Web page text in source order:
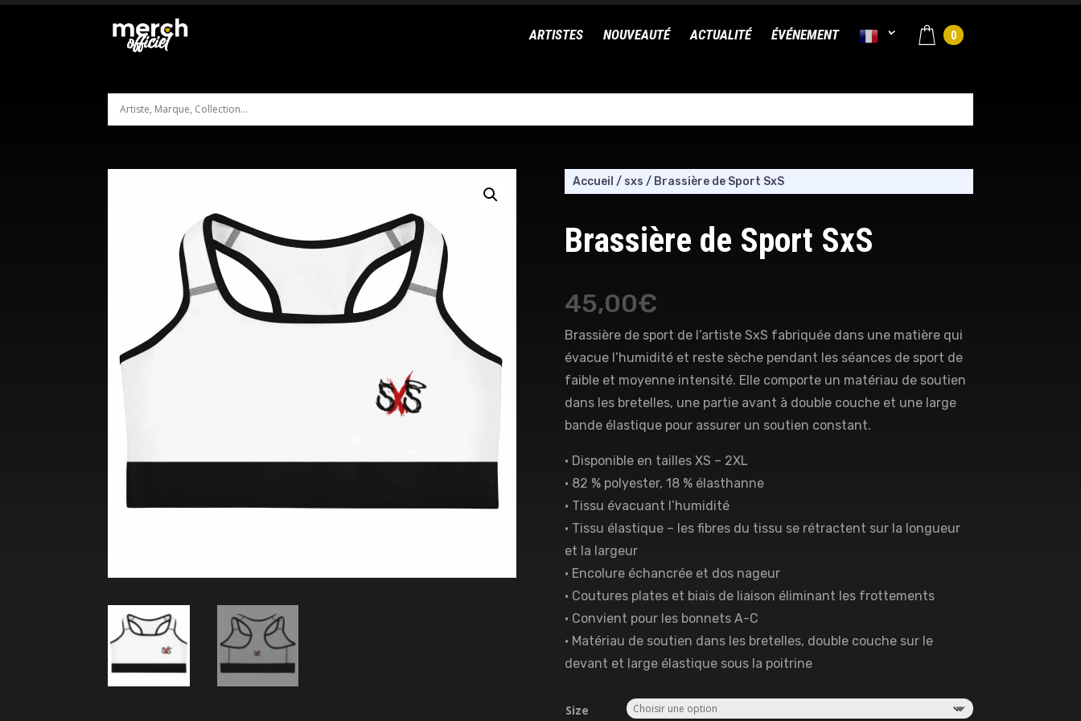
ARTISTES NOUVEAUTÉ ACTUALITÉ ÉVÉNEMENT 0
Accueil / sxs / Brassière de Sport SxS
Brassière de Sport SxS
45,00€
Brassière de sport de l’artiste SxS fabriquée dans une matière qui
évacue l’humidité et reste sèche pendant les séances de sport de
faible et moyenne intensité. Elle comporte un matériau de soutien
dans les bretelles, une partie avant à double couche et une large
bande élastique pour assurer un soutien constant.
• Disponible en tailles XS – 2XL
• 82 % polyester, 18 % élasthanne
• Tissu évacuant l’humidité
• Tissu élastique – les fibres du tissu se rétractent sur la longueur
et la largeur
• Encolure échancrée et dos nageur
• Coutures plates et biais de liaison éliminant les frottements
• Convient pour les bonnets A-C
• Matériau de soutien dans les bretelles, double couche sur le
devant et large élastique sous la poitrine
Size